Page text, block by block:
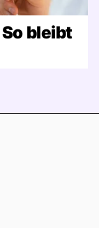
bleibt